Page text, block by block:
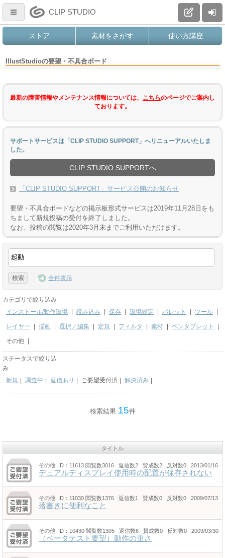
CLIP STUDIO
ストア 素材をさがす 使い方講座
IllustStudioの要望・不具合ボード
最新の障害情報やメンテナンス情報については、 こちらのページでご案内し
ております。
サポートサービスは「CLIP STUDIO SUPPORT」へリニューアルいたしま
した。
CLIP STUDIO SUPPORTへ
「CLIP STUDIO SUPPORT」サービス公開のお知らせ
要望・不具合ボードなどの掲示板形式サービスは2019年11月28日をも
ちまして新規投稿の受付を終了しました。
なお、投稿の閲覧は2020年3月末までご利用いただけます。
全件表示
カテゴリで絞り込み
インストール/動作環境
読み込み 保存 環境設定 パレット ツール
レイヤー 描画 選択／編集 定規 フィルタ 素材 ペンタブレット
その他
ステータスで絞り込
み
新規
調査中 返信あり ご要望受付済 解決済み
検索結果 15件
タイトル
その他 ID：11613 閲覧数3016 返信数2 賛成数2 反対数0 2013/01/16
デュアルディスプレイ使用時の配置が保存されない
その他 ID：11030 閲覧数1376 返信数1 賛成数0 反対数0 2009/07/13
落書きに便利なこと
その他 ID：10430 閲覧数1305 返信数6 賛成数0 反対数0 2009/03/30
（ベータテスト要望）動作の重さ